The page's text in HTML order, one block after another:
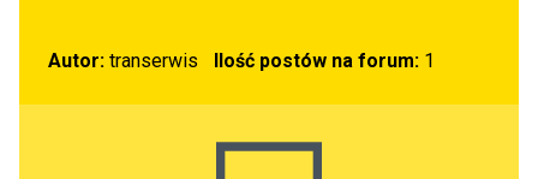
Autor: transerwis Ilość postów na forum:1